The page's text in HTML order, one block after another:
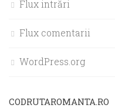
Flux intrări
Flux comentarii
WordPress.org
CODRUTAROMANTA.RO